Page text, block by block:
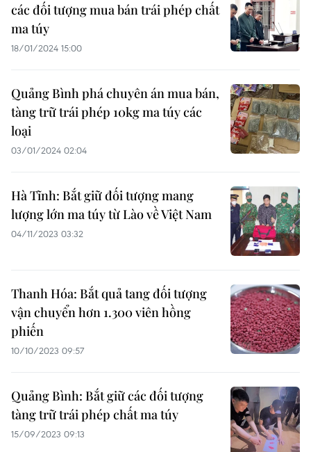
các đối tượng mua bán trái phép chất
ma túy
18/01/2024 15:00
Quảng Bình phá chuyên án mua bán,
tàng trữ trái phép 10kg ma túy các
loại
03/01/2024 02:04
Hà Tĩnh: Bắt giữ đối tượng mang
lượng lớn ma túy từ Lào về Việt Nam
04/11/2023 03:32
Thanh Hóa: Bắt quả tang đối tượng
vận chuyển hơn 1.300 viên hồng
phiến
10/10/2023 09:57
Quảng Bình: Bắt giữ các đối tượng
tàng trữ trái phép chất ma túy
15/09/2023 09:13